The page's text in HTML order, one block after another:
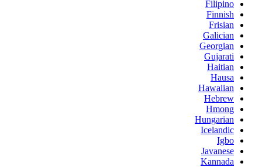
Filipino
Finnish
Frisian
Galician
Georgian
Gujarati
Haitian
Hausa
Hawaiian
Hebrew
Hmong
Hungarian
Icelandic
Igbo
Javanese
Kannada